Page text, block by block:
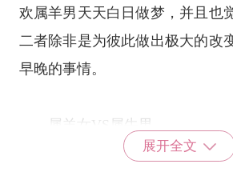
欢属羊男天天白日做梦，并且也
二者除非是为彼此做出极大的改
早晚的事情。
属羊女VS属牛男
这是一对会时常发生争吵，
展开全文